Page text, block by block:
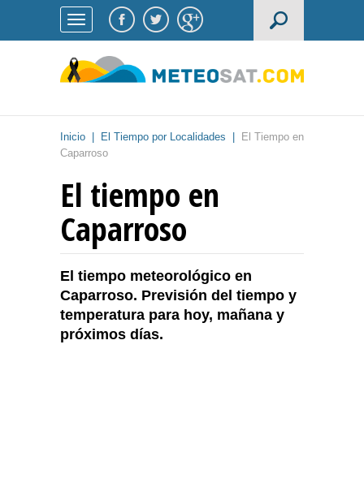
Inicio El Tiempo por Localidades
El Tiempo en
Caparroso
El tiempo en
Caparroso
El tiempo meteorológico en
Caparroso. Previsión del tiempo y
temperatura para hoy, mañana y
próximos días.